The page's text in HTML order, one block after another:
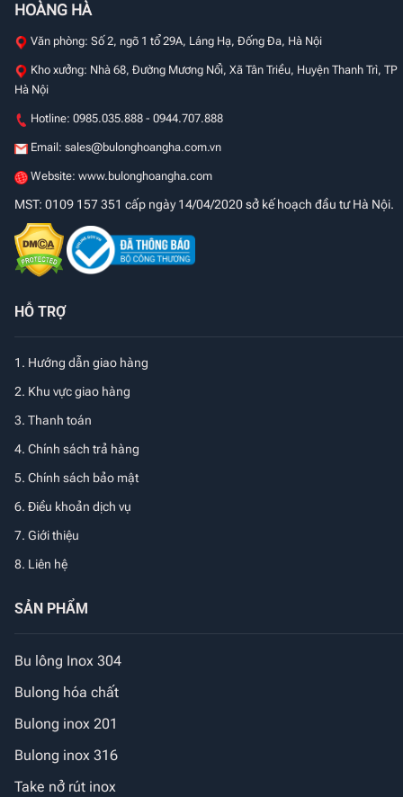
HOÀNG HÀ
Văn phòng: Số 2, ngõ 1 tổ 29A, Láng Hạ, Đống Đa, Hà Nội
Kho xưởng: Nhà 68, Đường Mương Nổi, Xã Tân Triều, Huyện Thanh Trì, TP
Hà Nội
Hotline: 0985.035.888 - 0944.707.888
Email: sales@bulonghoangha.com.vn
Website: www.bulonghoangha.com
MST: 0109 157 351 cấp ngày 14/04/2020 sở kế hoạch đầu tư Hà Nội.
HỖ TRỢ
1. Hướng dẫn giao hàng
2. Khu vực giao hàng
3. Thanh toán
4. Chính sách trả hàng
5. Chính sách bảo mật
6. Điều khoản dịch vụ
7. Giới thiệu
8. Liên hệ
SẢN PHẨM
Bu lông Inox 304
Bulong hóa chất
Bulong inox 201
Bulong inox 316
Take nở rút inox